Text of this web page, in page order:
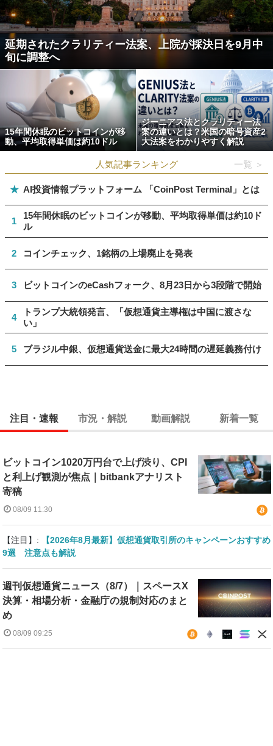
延期されたクラリティー法案、上院が採決日を9月中
旬に調整へ
15年間休眠のビットコインが移
動、平均取得単価は約10ドル
ジーニアス法とクラリティー法
案の違いとは？米国の暗号資産2
大法案をわかりやすく解説
人気記事ランキング 一覧 ＞
★ AI投資情報プラットフォーム 「CoinPost Terminal」とは
1
15年間休眠のビットコインが移動、平均取得単価は約10ド
ル
2 コインチェック、1銘柄の上場廃止を発表
3 ビットコインのeCashフォーク、8月23日から3段階で開始
4
トランプ大統領発言、「仮想通貨主導権は中国に渡さな
い」
5 ブラジル中銀、仮想通貨送金に最大24時間の遅延義務付け
注目・速報 市況・解説 動画解説 新着一覧
ビットコイン1020万円台で上げ渋り、CPI
と利上げ観測が焦点｜bitbankアナリスト
寄稿
08/09 11:30
【注目】:
【2026年8月最新】仮想通貨取引所のキャンペーンおすすめ
9選 注意点も解説
週刊仮想通貨ニュース（8/7）｜スペースX
決算・相場分析・金融庁の規制対応のまと
め
08/09 09:25